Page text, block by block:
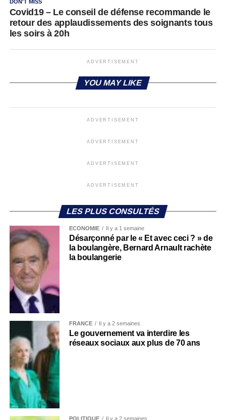
DON'T MISS
Covid19 – Le conseil de défense recommande le
retour des applaudissements des soignants tous
les soirs à 20h
ADVERTISEMENT
YOU MAY LIKE
ADVERTISEMENT
ADVERTISEMENT
ADVERTISEMENT
ADVERTISEMENT
LES PLUS CONSULTÉS
ECONOMIE Il y a 1 semaine
Désarçonné par le « Et avec ceci ? » de
la boulangère, Bernard Arnault rachète
la boulangerie
FRANCE Il y a 2 semaines
Le gouvernement va interdire les
réseaux sociaux aux plus de 70 ans
POLITIQUE Il y a 2 semaines